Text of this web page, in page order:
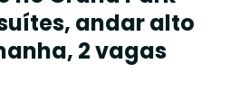
andar alto
2 vagas